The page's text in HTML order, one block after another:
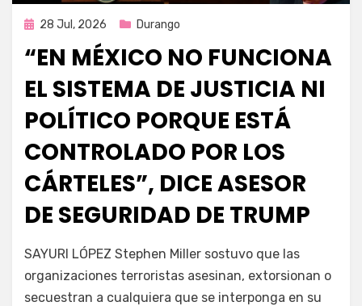
Publicada
28 Jul, 2026 Durango
“EN MÉXICO NO FUNCIONA
EL SISTEMA DE JUSTICIA NI
POLÍTICO PORQUE ESTÁ
CONTROLADO POR LOS
CÁRTELES”, DICE ASESOR
DE SEGURIDAD DE TRUMP
porFernando Miranda Servín
SAYURI LÓPEZ Stephen Miller sostuvo que las
organizaciones terroristas asesinan, extorsionan o
secuestran a cualquiera que se interponga en su